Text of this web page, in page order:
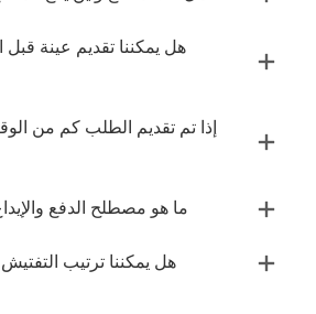
هل يمكننا تقديم عينة قبل
إذا تم تقديم الطلب كم من
ما هو مصطلح الدفع
هل يمكننا ترتيب